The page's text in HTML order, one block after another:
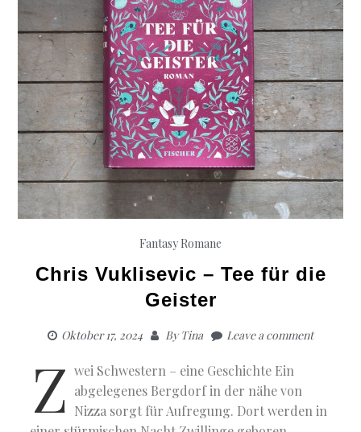
Fantasy Romane
Chris Vuklisevic – Tee für die
Geister
Oktober 17, 2024 ByTina Leave a comment
Z wei Schwestern – eine Geschichte Ein
abgelegenes Bergdorf in der nähe von
Nizza sorgt für Aufregung. Dort werden in